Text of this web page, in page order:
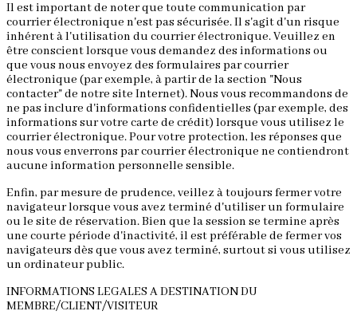
Il est important de noter que toute communication par
courrier électronique n'est pas sécurisée. Il s'agit d'un risque
inhérent à l'utilisation du courrier électronique. Veuillez en
être conscient lorsque vous demandez des informations ou
que vous nous envoyez des formulaires par courrier
électronique (par exemple, à partir de la section "Nous
contacter" de notre site Internet). Nous vous recommandons de
ne pas inclure d'informations confidentielles (par exemple, des
informations sur votre carte de crédit) lorsque vous utilisez le
courrier électronique. Pour votre protection, les réponses que
nous vous enverrons par courrier électronique ne contiendront
aucune information personnelle sensible.
Enfin, par mesure de prudence, veillez à toujours fermer votre
navigateur lorsque vous avez terminé d'utiliser un formulaire
ou le site de réservation. Bien que la session se termine après
une courte période d'inactivité, il est préférable de fermer vos
navigateurs dès que vous avez terminé, surtout si vous utilisez
un ordinateur public.
INFORMATIONS LEGALES A DESTINATION DU
MEMBRE/CLIENT/VISITEUR